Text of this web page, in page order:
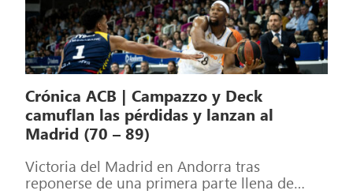
Crónica ACB | Campazzo y Deck
camuflan las pérdidas y lanzan al
Madrid (70 – 89)
Victoria del Madrid en Andorra tras
reponerse de una primera parte llena de